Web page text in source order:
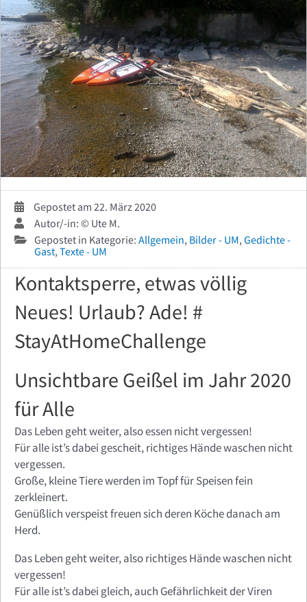
Gepostet am 22. März 2020
Autor/-in: © Ute M.
Gepostet in Kategorie: Allgemein, Bilder - UM, Gedichte -
Gast, Texte - UM
Kontaktsperre, etwas völlig
Neues! Urlaub? Ade! #
StayAtHomeChallenge
Unsichtbare Geißel im Jahr 2020
für Alle
Das Leben geht weiter, also essen nicht vergessen!
Für alle ist’s dabei gescheit, richtiges Hände waschen nicht
vergessen.
Große, kleine Tiere werden im Topf für Speisen fein
zerkleinert.
Genüßlich verspeist freuen sich deren Köche danach am
Herd.
Das Leben geht weiter, also richtiges Hände waschen nicht
vergessen!
Für alle ist’s dabei gleich, auch Gefährlichkeit der Viren